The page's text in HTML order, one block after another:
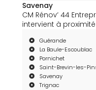
Savenay
CM Rénov’ 44
intervient à
Guérande
La Baule-Escoublac
Pornichet
Saint-Brevin-les-
Savenay
Trignac